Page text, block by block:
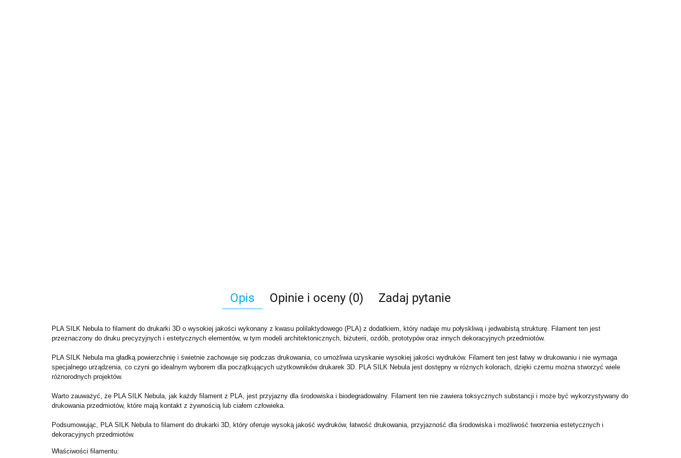
Opis Opinie i oceny (0) Zadaj pytanie
PLA SILK Nebula to filament do drukarki 3D o wysokiej jakości wykonany z kwasu polilaktydowego (PLA) z dodatkiem, który nadaje mu połyskliwą i jedwabistą strukturę. Filament ten jest
przeznaczony do druku precyzyjnych i estetycznych elementów, w tym modeli architektonicznych, biżuterii, ozdób, prototypów oraz innych dekoracyjnych przedmiotów.
PLA SILK Nebula ma gładką powierzchnię i świetnie zachowuje się podczas drukowania, co umożliwia uzyskanie wysokiej jakości wydruków. Filament ten jest łatwy w drukowaniu i nie wymaga
specjalnego urządzenia, co czyni go idealnym wyborem dla początkujących użytkowników drukarek 3D. PLA SILK Nebula jest dostępny w różnych kolorach, dzięki czemu można stworzyć wiele
różnorodnych projektów.
Warto zauważyć, że PLA SILK Nebula, jak każdy filament z PLA, jest przyjazny dla środowiska i biodegradowalny. Filament ten nie zawiera toksycznych substancji i może być wykorzystywany do
drukowania przedmiotów, które mają kontakt z żywnością lub ciałem człowieka.
Podsumowując, PLA SILK Nebula to filament do drukarki 3D, który oferuje wysoką jakość wydruków, łatwość drukowania, przyjazność dla środowiska i możliwość tworzenia estetycznych i
dekoracyjnych przedmiotów.
Właściwości filamentu: